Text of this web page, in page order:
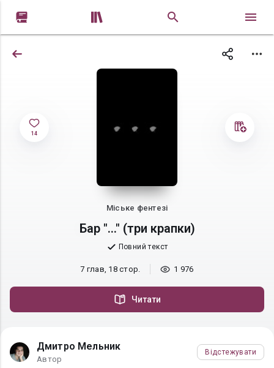
 
14
Міське фентезі
Бар "..." (три крапки)
Повний текст
7 глав, 18 стор. 1 976
Читати
Дмитро Мельник
Автор
Відстежувати